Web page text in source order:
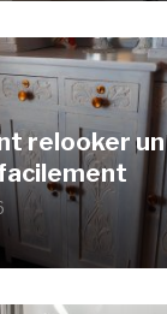
relooker un